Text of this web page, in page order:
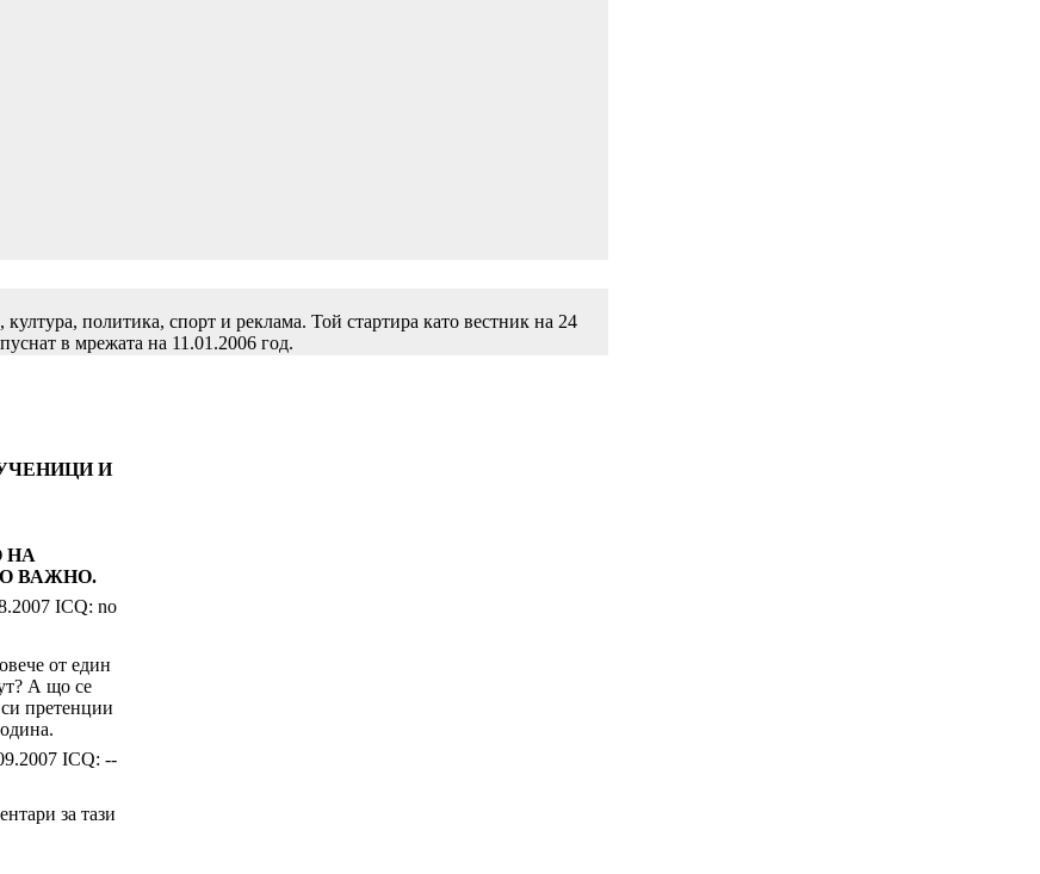
политика, спорт и реклама. Той стартира като вестник на 24
в мрежата на 11.01.2006 год.
И
НА
ВАЖНО.
ICQ: no
от един
А що се
претенции
ICQ: --
за тази